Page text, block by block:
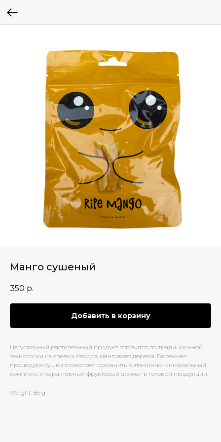
Манго сушеный
350 р.
Добавить в корзину
Натуральный растительный продукт готовится по традиционной
технологии из спелых плодов мангового дерева. Бережная
процедура сушки позволяет сохранить витаминно-минеральный
комплекс и характерный фруктовый аромат в готовой продукции.
Weight: 85 g